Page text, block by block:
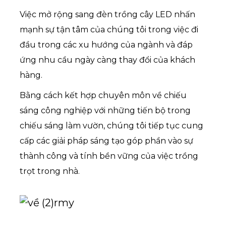
Việc mở rộng sang đèn trồng cây LED nhấn
mạnh sự tận tâm của chúng tôi trong việc đi
đầu trong các xu hướng của ngành và đáp
ứng nhu cầu ngày càng thay đổi của khách
hàng.
Bằng cách kết hợp chuyên môn về chiếu
sáng công nghiệp với những tiến bộ trong
chiếu sáng làm vườn, chúng tôi tiếp tục cung
cấp các giải pháp sáng tạo góp phần vào sự
thành công và tính bền vững của việc trồng
trọt trong nhà.